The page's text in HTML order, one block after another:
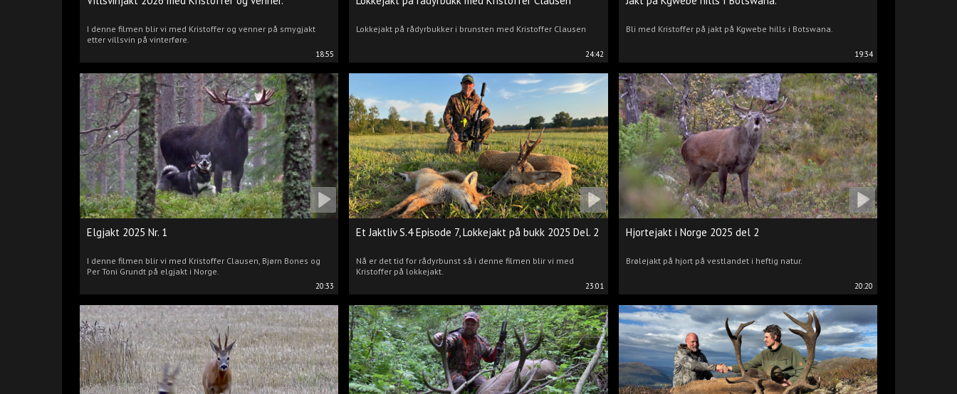
18:55
I denne filmen blir vi med Kristoffer og venner på smygjakt
etter villsvin på vinterføre.
24:42
Lokkejakt på rådyrbukker i brunsten med Kristoffer Clausen
19:34
Bli med Kristoffer på jakt på Kgwebe hills i Botswana.
20:33
Elgjakt 2025 Nr. 1
I denne filmen blir vi med Kristoffer Clausen, Bjørn Bones og
Per Toni Grundt på elgjakt i Norge.
23:01
Et Jaktliv S.4 Episode 7, Lokkejakt på bukk 2025 Del. 2
Nå er det tid for rådyrbunst så i denne filmen blir vi med
Kristoffer på lokkejakt.
20:20
Hjortejakt i Norge 2025 del 2
Brølejakt på hjort på vestlandet i heftig natur.